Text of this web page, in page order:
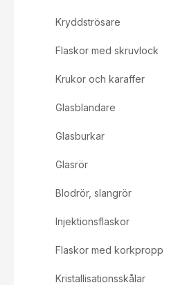
Kryddströsare
Flaskor med skruvlock
Krukor och karaffer
Glasblandare
Glasburkar
Glasrör
Blodrör, slangrör
Injektionsflaskor
Flaskor med korkpropp
Kristallisationsskålar